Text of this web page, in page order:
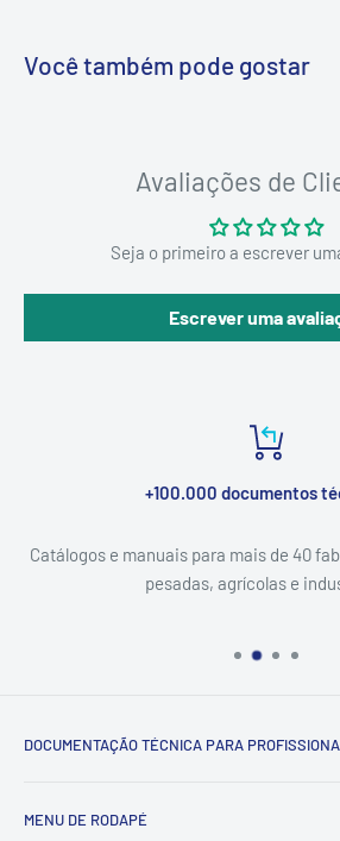
Você também pode gostar
Avaliações de
Seja o primeiro a escrever
Escrever uma
+100.000 documentos
Catálogos e manuais para mais de 40
pesadas, agrícolas e
DOCUMENTAÇÃO TÉCNICA PARA
peças, manuais de serviço e esquemas
MENU DE RODAPÉ